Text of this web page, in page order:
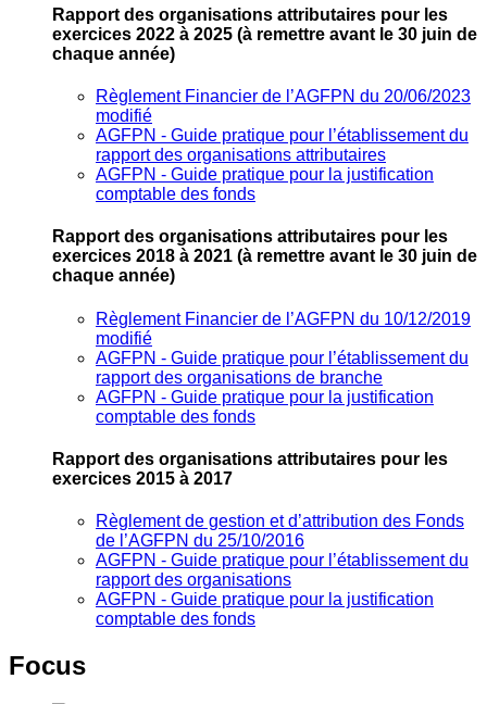
Rapport des organisations attributaires pour les
exercices 2022 à 2025 (à remettre avant le 30 juin de
chaque année)
Règlement Financier de l’AGFPN du 20/06/2023
modifié
AGFPN ‐ Guide pratique pour l’établissement du
rapport des organisations attributaires
AGFPN ‐ Guide pratique pour la justification
comptable des fonds
Rapport des organisations attributaires pour les
exercices 2018 à 2021 (à remettre avant le 30 juin de
chaque année)
Règlement Financier de l’AGFPN du 10/12/2019
modifié
AGFPN ‐ Guide pratique pour l’établissement du
rapport des organisations de branche
AGFPN ‐ Guide pratique pour la justification
comptable des fonds
Rapport des organisations attributaires pour les
exercices 2015 à 2017
Règlement de gestion et d’attribution des Fonds
de l’AGFPN du 25/10/2016
AGFPN ‐ Guide pratique pour l’établissement du
rapport des organisations
AGFPN ‐ Guide pratique pour la justification
comptable des fonds
Focus